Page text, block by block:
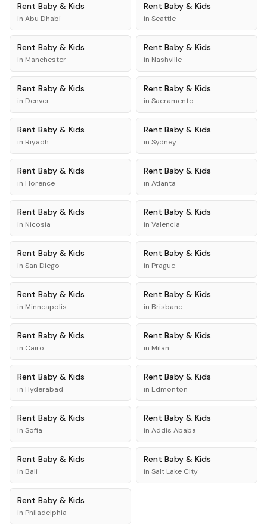
Rent Baby & Kids
in Abu Dhabi
Rent Baby & Kids
in Seattle
Rent Baby & Kids
in Manchester
Rent Baby & Kids
in Nashville
Rent Baby & Kids
in Denver
Rent Baby & Kids
in Sacramento
Rent Baby & Kids
in Riyadh
Rent Baby & Kids
in Sydney
Rent Baby & Kids
in Florence
Rent Baby & Kids
in Atlanta
Rent Baby & Kids
in Nicosia
Rent Baby & Kids
in Valencia
Rent Baby & Kids
in San Diego
Rent Baby & Kids
in Prague
Rent Baby & Kids
in Minneapolis
Rent Baby & Kids
in Brisbane
Rent Baby & Kids
in Cairo
Rent Baby & Kids
in Milan
Rent Baby & Kids
in Hyderabad
Rent Baby & Kids
in Edmonton
Rent Baby & Kids
in Sofia
Rent Baby & Kids
in Addis Ababa
Rent Baby & Kids
in Bali
Rent Baby & Kids
in Salt Lake City
Rent Baby & Kids
in Philadelphia